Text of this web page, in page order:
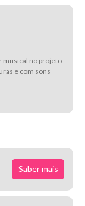
musical no projeto
e com sons
Saber mais